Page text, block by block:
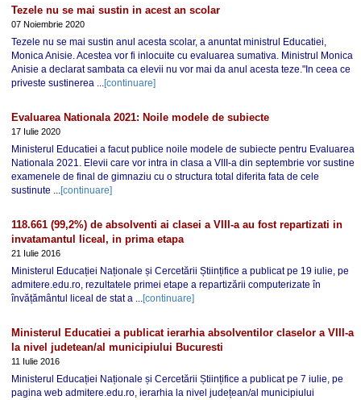
Tezele nu se mai sustin in acest an scolar
07 Noiembrie 2020
Tezele nu se mai sustin anul acesta scolar, a anuntat ministrul Educatiei,
Monica Anisie. Acestea vor fi inlocuite cu evaluarea sumativa. Ministrul Monica
Anisie a declarat sambata ca elevii nu vor mai da anul acesta teze."In ceea ce
priveste sustinerea ...[continuare]
Evaluarea Nationala 2021: Noile modele de subiecte
17 Iulie 2020
Ministerul Educatiei a facut publice noile modele de subiecte pentru Evaluarea
Nationala 2021. Elevii care vor intra in clasa a VIII-a din septembrie vor sustine
examenele de final de gimnaziu cu o structura total diferita fata de cele
sustinute ...[continuare]
118.661 (99,2%) de absolventi ai clasei a VIII-a au fost repartizati in
invatamantul liceal, in prima etapa
21 Iulie 2016
Ministerul Educației Naționale și Cercetării Științifice a publicat pe 19 iulie, pe
admitere.edu.ro, rezultatele primei etape a repartizării computerizate în
învățământul liceal de stat a ...[continuare]
Ministerul Educatiei a publicat ierarhia absolventilor claselor a VIII-a
la nivel judetean/al municipiului Bucuresti
11 Iulie 2016
Ministerul Educației Naționale și Cercetării Științifice a publicat pe 7 iulie, pe
pagina web admitere.edu.ro, ierarhia la nivel județean/al municipiului